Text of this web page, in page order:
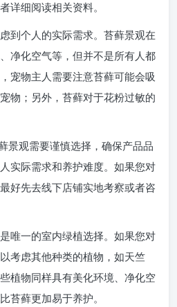
详细阅读相关资料。
到个人的实际需求。苔藓景观在
净化空气等，但并不是所有人都
宠物主人需要注意苔藓可能会吸
物；另外，苔藓对于花粉过敏的
景观需要谨慎选择，确保产品品
实际需求和养护难度。如果您对
好先去线下店铺实地考察或者咨
唯一的室内绿植选择。如果您对
考虑其他种类的植物，如天竺
植物同样具有美化环境、净化空
苔藓更加易于养护。